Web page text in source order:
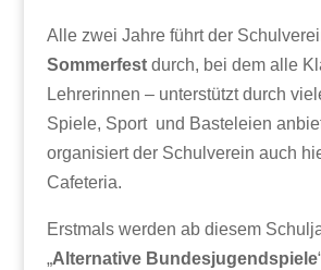
Alle zwei Jahre führt der
Sommerfestdurch, bei dem alle
Lehrerinnen – unterstützt durch
Spiele, Sport und Basteleien
organisiert der Schulverein auch
Cafeteria.
Erstmals werden ab diesem
„Alternative Bundesjugendspiele